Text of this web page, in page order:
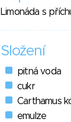
Limonáda s
Složení
pitná voda
cukr
Carthamus
emulze